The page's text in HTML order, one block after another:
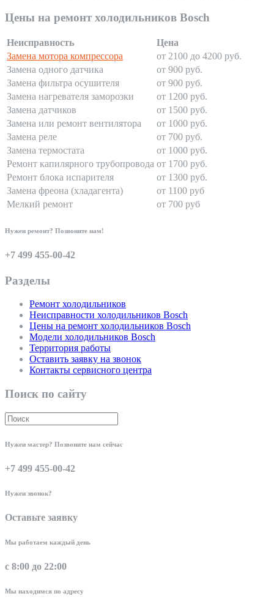
Цены на ремонт холодильников Bosch
Неисправность
Цена
Замена мотора компрессора
от 2100 до 4200 руб.
Замена одного датчика
от 900 руб.
Замена фильтра осушителя
от 900 руб.
Замена нагревателя заморозки
от 1200 руб.
Замена датчиков
от 1500 руб.
Замена или ремонт вентилятора
от 1000 руб.
Замена реле
от 700 руб.
Замена термостата
от 1000 руб.
Ремонт капилярного трубопровода от 1700 руб.
Ремонт блока испарителя
от 1300 руб.
Замена фреона (хладагента)
от 1100 руб
Мелкий ремонт
от 700 руб
Нужен ремонт? Позвоните нам!
+7 499 455-00-42
Разделы
Ремонт холодильников
Неисправности холодильников Bosch
Цены на ремонт холодильников Bosch
Модели холодильников Bosch
Территория работы
Оставить заявку на звонок
Контакты сервисного центра
Поиск по сайту
Нужен мастер? Позвоните нам сейчас
+7 499 455-00-42
Нужен звонок?
Оставьте заявку
Мы работаем каждый день
с 8:00 до 22:00
Мы находимся по адресу